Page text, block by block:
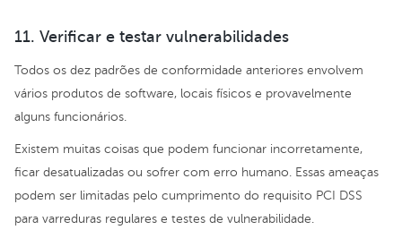
11. Verificar e testar vulnerabilidades
Todos os dez padrões de conformidade anteriores envolvem
vários produtos de software, locais físicos e provavelmente
alguns funcionários.
Existem muitas coisas que podem funcionar incorretamente,
ficar desatualizadas ou sofrer com erro humano. Essas ameaças
podem ser limitadas pelo cumprimento do requisito PCI DSS
para varreduras regulares e testes de vulnerabilidade.